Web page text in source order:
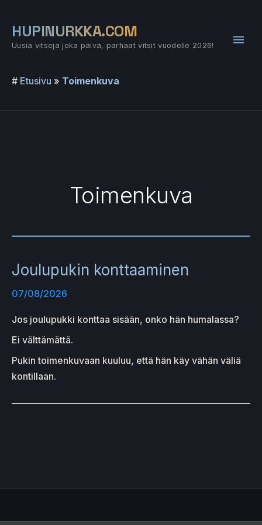
sisältöön
HUPINURKKA.COM
Uusia vitsejä joka päivä, parhaat vitsit vuodelle 2026!
# Etusivu » Toimenkuva
Toimenkuva
Joulupukin konttaaminen
07/08/2026
Jos joulupukki konttaa sisään, onko hän humalassa?
Ei välttämättä.
Pukin toimenkuvaan kuuluu, että hän käy vähän väliä
kontillaan.